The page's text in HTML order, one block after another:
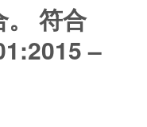
。 符合
–